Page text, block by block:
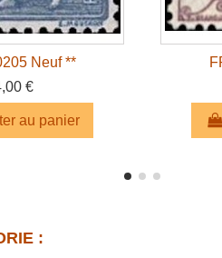
Neuf **
€
au panier
: